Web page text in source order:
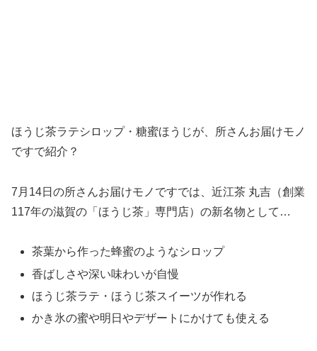
ほうじ茶ラテシロップ・糖蜜ほうじが、所さんお届けモノ
ですで紹介？
7月14日の所さんお届けモノですでは、近江茶 丸吉（創業
117年の滋賀の「ほうじ茶」専門店）の新名物として…
茶葉から作った蜂蜜のようなシロップ
香ばしさや深い味わいが自慢
ほうじ茶ラテ・ほうじ茶スイーツが作れる
かき氷の蜜や明日やデザートにかけても使える